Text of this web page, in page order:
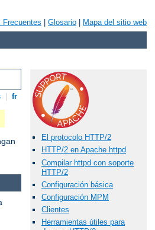
Frecuentes Glosario Mapa del sitio web
fr
El protocolo HTTP/2
HTTP/2 en Apache httpd
Compilar httpd con soporte
HTTP/2
Configuración básica
Configuración MPM
Clientes
Herramientas útiles para